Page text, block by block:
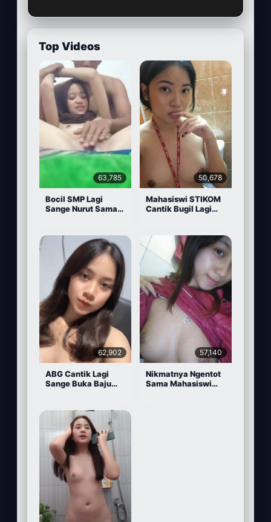
Top Videos
63,785
Bocil SMP Lagi
Sange Nurut Sama
50,678
Mahasiswi STIKOM
Cantik Bugil Lagi
62,902
ABG Cantik Lagi
Sange Buka Baju
57,140
Nikmatnya Ngentot
Sama Mahasiswi